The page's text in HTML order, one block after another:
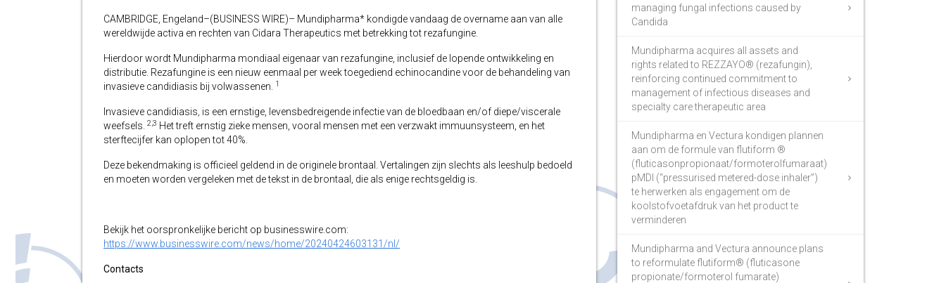
CAMBRIDGE, Engeland–(BUSINESS WIRE)– Mundipharma* kondigde vandaag de overname aan van alle
wereldwijde activa en rechten van Cidara Therapeutics met betrekking tot rezafungine.
Hierdoor wordt Mundipharma mondiaal eigenaar van rezafungine, inclusief de lopende ontwikkeling en
distributie. Rezafungine is een nieuw eenmaal per week toegediend echinocandine voor de behandeling van
invasieve candidiasis bij volwassenen.
1
Invasieve candidiasis, is een ernstige, levensbedreigende infectie van de bloedbaan en/of diepe/viscerale
weefsels. 2,3 Het treft ernstig zieke mensen, vooral mensen met een verzwakt immuunsysteem, en het
sterftecijfer kan oplopen tot 40%.
Deze bekendmaking is officieel geldend in de originele brontaal. Vertalingen zijn slechts als leeshulp bedoeld
en moeten worden vergeleken met de tekst in de brontaal, die als enige rechtsgeldig is.
Bekijk het oorspronkelijke bericht op businesswire.com:
https://www.businesswire.com/news/home/20240424603131/nl/
Contacts
managing fungal infections caused by
Candida
Mundipharma acquires all assets and
rights related to REZZAYO® (rezafungin),
reinforcing continued commitment to
management of infectious diseases and
specialty care therapeutic area
Mundipharma en Vectura kondigen plannen
aan om de formule van flutiform ®
(fluticasonpropionaat/formoterolfumaraat)
pMDI (“pressurised metered-dose inhaler”)
te herwerken als engagement om de
koolstofvoetafdruk van het product te
verminderen
Mundipharma and Vectura announce plans
to reformulate flutiform® (fluticasone
propionate/formoterol fumarate)